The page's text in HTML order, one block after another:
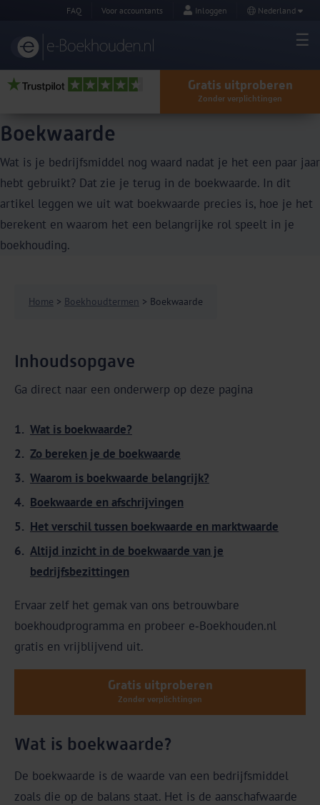
FAQ Voor accountants Inloggen Nederland
Gratis uitproberen
Zonder verplichtingen
Boekwaarde
Wat is je bedrijfsmiddel nog waard nadat je het een paar jaar
hebt gebruikt? Dat zie je terug in de boekwaarde. In dit
artikel leggen we uit wat boekwaarde precies is, hoe je het
berekent en waarom het een belangrijke rol speelt in je
boekhouding.
Home > Boekhoudtermen > Boekwaarde
Inhoudsopgave
Ga direct naar een onderwerp op deze pagina
Wat is boekwaarde?
Zo bereken je de boekwaarde
Waarom is boekwaarde belangrijk?
Boekwaarde en afschrijvingen
Het verschil tussen boekwaarde en marktwaarde
Altijd inzicht in de boekwaarde van je
bedrijfsbezittingen
Ervaar zelf het gemak van ons betrouwbare
boekhoudprogramma en probeer e‑Boekhouden.nl
gratis en vrijblijvend uit.
Gratis uitproberen
Zonder verplichtingen
Wat is boekwaarde?
De boekwaarde is de waarde van een bedrijfsmiddel
zoals die op de balans staat. Het is de aanschafwaarde